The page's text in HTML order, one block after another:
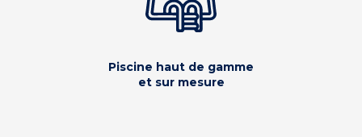
Piscine haut de gamme
et sur mesure